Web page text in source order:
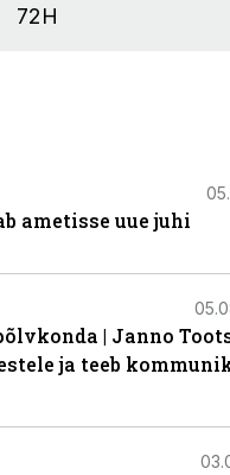
72H
ametisse uue juhi
| Janno
ja teeb